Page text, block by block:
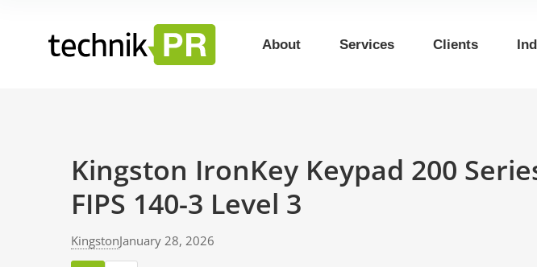
About Services Clients
Kingston IronKey Keypad 200
FIPS 140-3 Level 3
KingstonJanuary 28, 2026